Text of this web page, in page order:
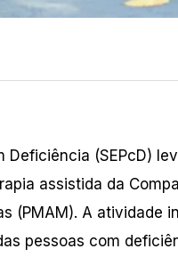
(SEPcD)
assistida da
(PMAM). A atividade
pessoas com